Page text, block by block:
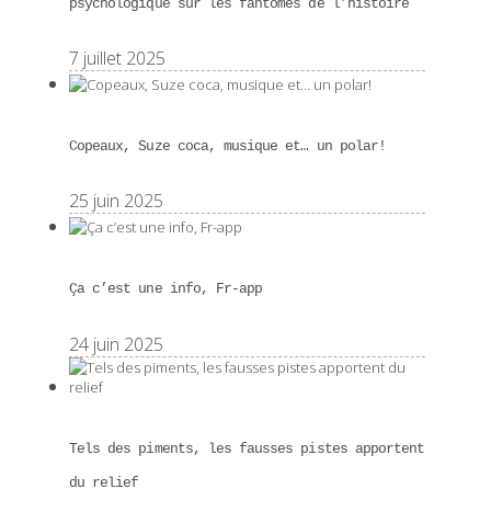
psychologique sur les fantômes de l’histoire
7 juillet 2025
Copeaux, Suze coca, musique et… un polar!
25 juin 2025
Ça c’est une info, Fr-app
24 juin 2025
Tels des piments, les fausses pistes apportent
du relief